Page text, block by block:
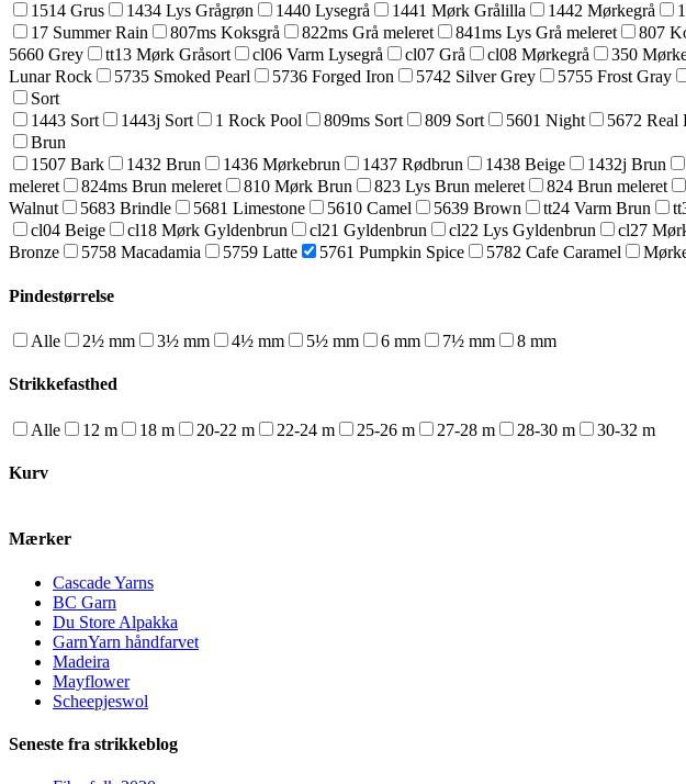
1514 Grus
1434 Lys Grågrøn 1440 Lysegrå 1441 Mørk Grålilla 1442 Mørkegrå
17 Summer Rain
807ms Koksgrå 822ms Grå meleret 841ms Lys Grå meleret 807
5660 Grey
tt13 Mørk Gråsort cl06 Varm Lysegrå cl07 Grå cl08 Mørkegrå 350
Lunar Rock
5735 Smoked Pearl 5736 Forged Iron 5742 Silver Grey 5755 Frost Gray
Sort
1443 Sort
1443j Sort 1 Rock Pool 809ms Sort 809 Sort 5601 Night 5672 Real
Brun
1507 Bark
1432 Brun 1436 Mørkebrun 1437 Rødbrun 1438 Beige 1432j Brun
meleret
824ms Brun meleret 810 Mørk Brun 823 Lys Brun meleret 824 Brun meleret
Walnut
5683 Brindle 5681 Limestone 5610 Camel 5639 Brown tt24 Varm Brun
cl04 Beige
cl18 Mørk Gyldenbrun cl21 Gyldenbrun cl22 Lys Gyldenbrun cl27
Bronze
5758 Macadamia 5759 Latte 5761 Pumpkin Spice 5782 Cafe Caramel
Pindestørrelse
Alle 2½ mm 3½ mm 4½ mm 5½ mm 6 mm 7½ mm 8 mm
Strikkefasthed
Alle 12 m 18 m 20-22 m 22-24 m 25-26 m 27-28 m 28-30 m 30-32 m
Kurv
Mærker
Cascade Yarns
BC Garn
Du Store Alpakka
GarnYarn håndfarvet
Madeira
Mayflower
Scheepjeswol
Seneste fra strikkeblog